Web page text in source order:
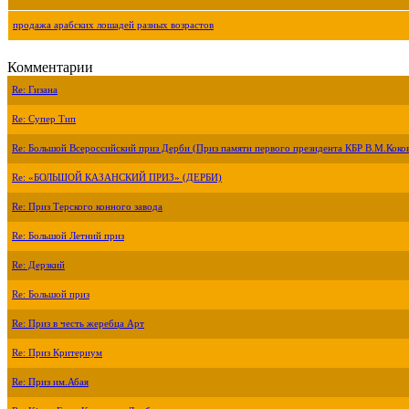
продажа арабских лошадей разных возрастов
Комментарии
Re: Гизана
Re: Супер Тип
Re: Большой Всероссийский приз Дерби (Приз памяти первого президента КБР
Re: «БОЛЬШОЙ КАЗАНСКИЙ ПРИЗ» (ДЕРБИ)
Re: Приз Терского конного завода
Re: Большой Летний приз
Re: Дерзкий
Re: Большой приз
Re: Приз в честь жеребца Арт
Re: Приз Критериум
Re: Приз им.Абая